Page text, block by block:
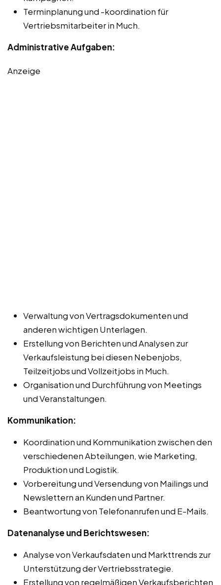
Terminplanung und -koordination für
Vertriebsmitarbeiter in Much.
Administrative Aufgaben:
Anzeige
Verwaltung von Vertragsdokumenten und
anderen wichtigen Unterlagen.
Erstellung von Berichten und Analysen zur
Verkaufsleistung bei diesen Nebenjobs,
Teilzeitjobs und Vollzeitjobs in Much.
Organisation und Durchführung von Meetings
und Veranstaltungen.
Kommunikation:
Koordination und Kommunikation zwischen den
verschiedenen Abteilungen, wie Marketing,
Produktion und Logistik.
Vorbereitung und Versendung von Mailings und
Newslettern an Kunden und Partner.
Beantwortung von Telefonanrufen und E-Mails.
Datenanalyse und Berichtswesen:
Analyse von Verkaufsdaten und Markttrends zur
Unterstützung der Vertriebsstrategie.
Erstellung von regelmäßigen Verkaufsberichten